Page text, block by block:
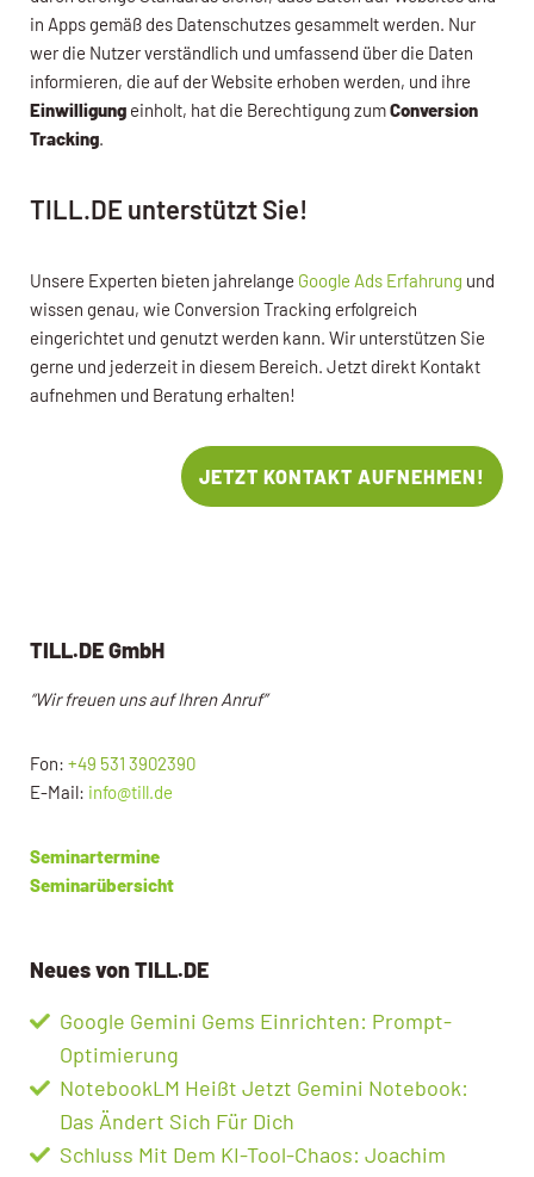
in Apps gemäß des Datenschutzes gesammelt werden. Nur
wer die Nutzer verständlich und umfassend über die Daten
informieren, die auf der Website erhoben werden, und ihre
Einwilligung einholt, hat die Berechtigung zumConversion
Tracking.
TILL.DE unterstützt Sie!
Unsere Experten bieten jahrelange Google Ads Erfahrung und
wissen genau, wie Conversion Tracking erfolgreich
eingerichtet und genutzt werden kann. Wir unterstützen Sie
gerne und jederzeit in diesem Bereich. Jetzt direkt Kontakt
aufnehmen und Beratung erhalten!
JETZT KONTAKT AUFNEHMEN!
TILL.DE GmbH
“Wir freuen uns auf Ihren Anruf”
Fon: +49 531 3902390
E-Mail: info@till.de
Seminartermine
Seminarübersicht
Neues von TILL.DE
Google Gemini Gems Einrichten: Prompt-
Optimierung
NotebookLM Heißt Jetzt Gemini Notebook:
Das Ändert Sich Für Dich
Schluss Mit Dem KI-Tool-Chaos: Joachim